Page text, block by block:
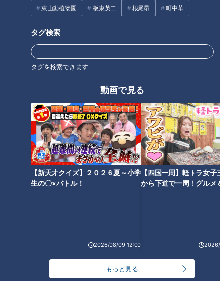
東山動植物園 板東英二 根尾昂 町中華
タグ検索
タグを検索できます
動画で見る
【新天才クイズ】２０２６夏～小学
生の〇×バトル！
2026/08/09 12:00
【四国一周】軽トラ女子
から下道で一周！グルメ
もっと見る
花咲かタイムズ
「心筋梗塞」生死の分かれ道は？…“夏の厳しい暑
さ”もきっかけに！発症前のキケンなサインと対処